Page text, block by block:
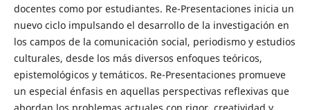
docentes como por estudiantes. Re-Presentaciones inicia un
nuevo ciclo impulsando el desarrollo de la investigación en
los campos de la comunicación social, periodismo y estudios
culturales, desde los más diversos enfoques teóricos,
epistemológicos y temáticos. Re-Presentaciones promueve
un especial énfasis en aquellas perspectivas reflexivas que
abordan los problemas actuales con rigor, creatividad y